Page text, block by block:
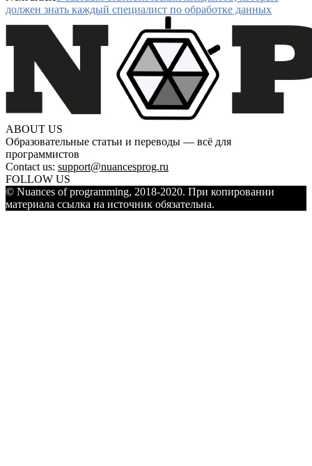
должен знать каждый специалист по обработке данных
ABOUT US
Образовательные статьи и переводы — всё для
программистов
Contact us: support@nuancesprog.ru
FOLLOW US
© Nuances of programming, 2018-2020. При копировании
материала ссылка на источник обязательна.